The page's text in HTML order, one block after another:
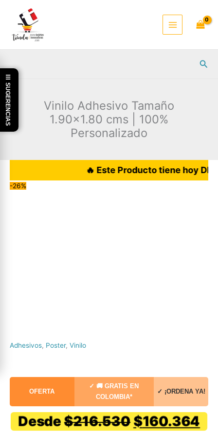
contenido
Vinilo Adhesivo Tamaño
1.90×1.80 cms | 100%
Personalizado
🔥 Este Producto tiene hoy
-26%
Adhesivos, Poster, Vinilo
OFERTA
✓ 🚚 GRATIS EN
COLOMBIA*
✓ ¡ORDENA YA!
Desde$216.530El
precio
$160.364
☰ SUGERENCIAS